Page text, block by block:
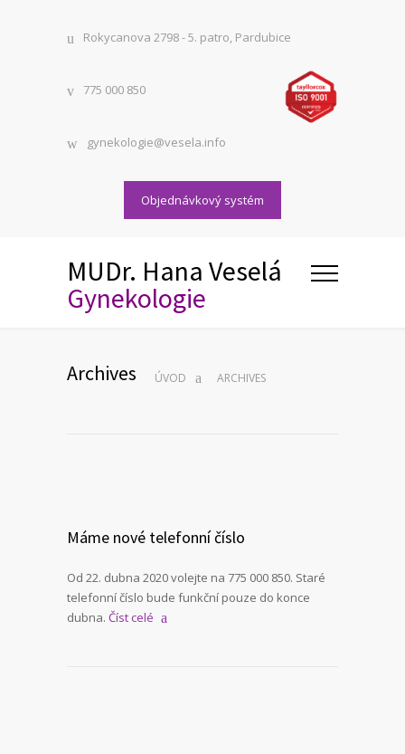
Rokycanova 2798 - 5. patro, Pardubice
775 000 850
gynekologie@vesela.info
Objednávkový systém
MUDr. Hana Veselá
Gynekologie
Archives ÚVOD ARCHIVES
Máme nové telefonní číslo
Od 22. dubna 2020 volejte na 775 000 850. Staré
telefonní číslo bude funkční pouze do konce
dubna. Číst celé